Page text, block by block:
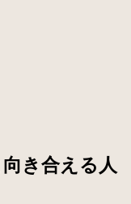
き合える人